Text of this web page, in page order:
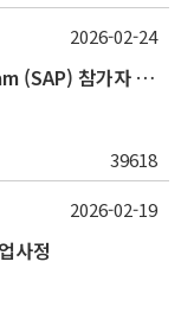
(~3/6) 2026하계 Study Abroad Program (SAP) 참가자 모집 안내
39618
2026-02-24
사정
2026-02-19